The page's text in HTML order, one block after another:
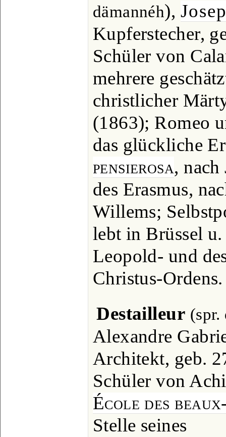
dämannéh),
Kupferstecher,
Schüler von
mehrere
christlicher
(1863); Romeo
das glückliche
pensierosa,
des Erasmus,
Willems;
lebt in Brüssel
Leopold- und
Christus-Ordens.
Destailleur (spr.
Alexandre
Architekt, geb.
Schüler von
École des
Stelle seines